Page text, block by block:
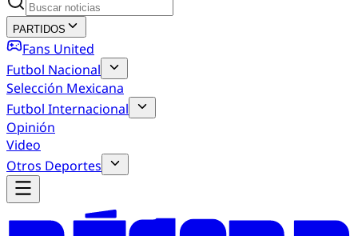
PARTIDOS
Fans United
Futbol Nacional
Selección Mexicana
Futbol Internacional
Opinión
Video
Otros Deportes